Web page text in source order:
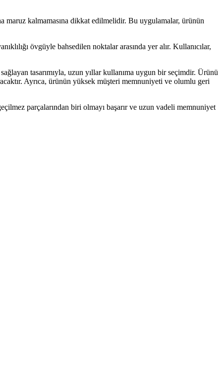
maruz kalmamasına dikkat edilmelidir. Bu uygulamalar, ürünün
övgüyle bahsedilen noktalar arasında yer alır. Kullanıcılar,
tasarımıyla, uzun yıllar kullanıma uygun bir seçimdir. Ürünü
Ayrıca, ürünün yüksek müşteri memnuniyeti ve olumlu geri
parçalarından biri olmayı başarır ve uzun vadeli memnuniyet